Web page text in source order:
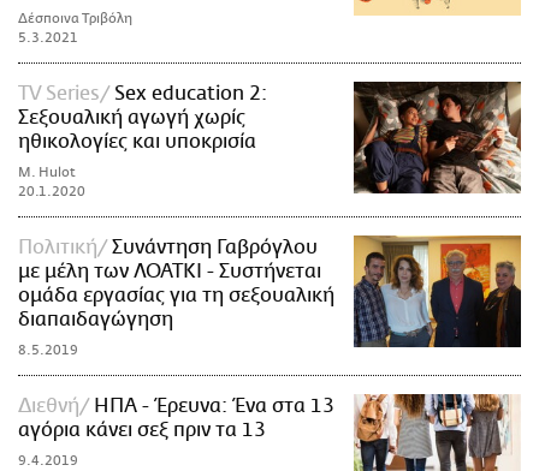
Δέσποινα Τριβόλη
5.3.2021
TV Series
Sex education 2:
Σεξουαλική αγωγή χωρίς
ηθικολογίες και υποκρισία
M. Hulot
20.1.2020
Πολιτική
Συνάντηση Γαβρόγλου
με μέλη των ΛΟΑΤΚΙ - Συστήνεται
ομάδα εργασίας για τη σεξουαλική
διαπαιδαγώγηση
8.5.2019
Διεθνή
ΗΠΑ - Έρευνα: Ένα στα 13
αγόρια κάνει σεξ πριν τα 13
9.4.2019